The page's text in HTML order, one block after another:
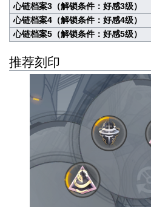
心链档案3（解锁条件：好感3级）
心链档案4（解锁条件：好感4级）
心链档案5（解锁条件：好感5级）
推荐刻印